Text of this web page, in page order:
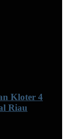
Kloter 4
Riau